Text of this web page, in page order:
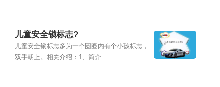
儿童安全锁标志?
儿童安全锁标志多为一个圆圈内有个小孩标志，
双手朝上。相关介绍：1、简介...